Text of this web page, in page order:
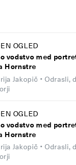
OGLED
vodstvo med
Hornstre
Jakopič • Odrasli,
OGLED
vodstvo med
Hornstre
Jakopič • Odrasli,